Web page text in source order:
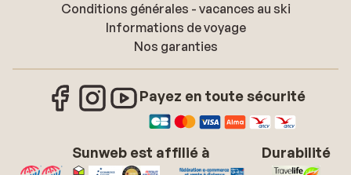
Conditions générales - vacances au ski
Informations de voyage
Nos garanties
Payez en toute sécurité
Sunweb est affilié à Durabilité